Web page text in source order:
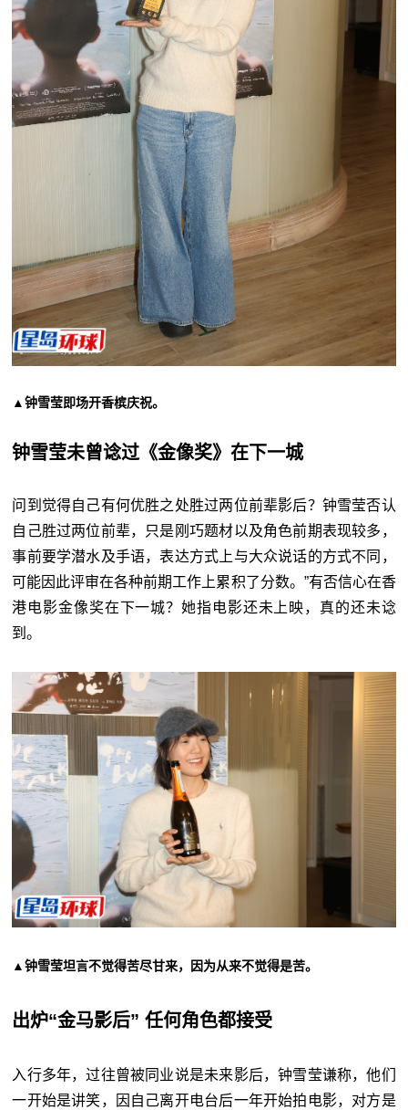
▲钟雪莹即场开香槟庆祝。
钟雪莹未曾谂过《金像奖》在下一城
问到觉得自己有何优胜之处胜过两位前辈影后？钟雪莹否认
自己胜过两位前辈，只是刚巧题材以及角色前期表现较多，
事前要学潜水及手语，表达方式上与大众说话的方式不同，
可能因此评审在各种前期工作上累积了分数。”有否信心在香
港电影金像奖在下一城？她指电影还未上映，真的还未谂
到。
▲钟雪莹坦言不觉得苦尽甘来，因为从来不觉得是苦。
出炉“金马影后” 任何角色都接受
入行多年，过往曾被同业说是未来影后，钟雪莹谦称，他们
一开始是讲笑，因自己离开电台后一年开始拍电影，对方是